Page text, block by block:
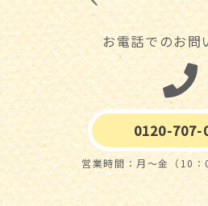
お電話でのお問
0120-707-
営業時間：月～金（10